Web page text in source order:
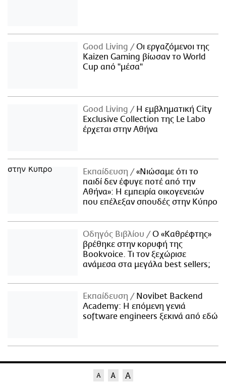
Good Living
Οι εργαζόμενοι της
Kaizen Gaming βίωσαν το World
Cup από "μέσα"
Good Living
Η εμβληματική City
Exclusive Collection της Le Labo
έρχεται στην Αθήνα
Εκπαίδευση
«Νιώσαμε ότι το
παιδί δεν έφυγε ποτέ από την
Αθήνα»: Η εμπειρία οικογενειών
που επέλεξαν σπουδές στην Κύπρο
Οδηγός Βιβλίου
Ο «Καθρέφτης»
βρέθηκε στην κορυφή της
Bookvoice. Τι τον ξεχώρισε
ανάμεσα στα μεγάλα best sellers;
Εκπαίδευση
Novibet Backend
Academy: Η επόμενη γενιά
software engineers ξεκινά από εδώ